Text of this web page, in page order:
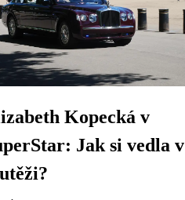
Kopecká v
Jak si vedla v